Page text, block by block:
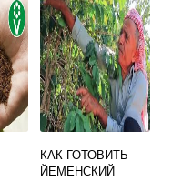
КАК ГОТОВИТЬ
ЙЕМЕНСКИЙ